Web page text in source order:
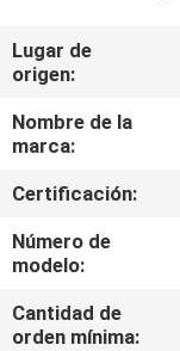
SOBRE
NOSOTROS
VIAJE
DE
LA
FÁBRICA
Lugar de
origen:
Nombre de la
marca:
Certificación:
Número de
modelo:
Cantidad de
orden mínima: